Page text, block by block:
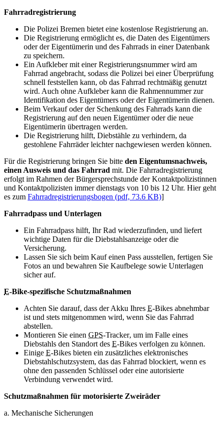
Fahrradregistrierung
Die Polizei Bremen bietet eine kostenlose Registrierung an.
Die Registrierung ermöglicht es, die Daten des Eigentümers
oder der Eigentümerin und des Fahrrads in einer Datenbank
zu speichern.
Ein Aufkleber mit einer Registrierungsnummer wird am
Fahrrad angebracht, sodass die Polizei bei einer Überprüfung
schnell feststellen kann, ob das Fahrrad rechtmäßig genutzt
wird. Auch ohne Aufkleber kann die Rahmennummer zur
Identifikation des Eigentümers oder der Eigentümerin dienen.
Beim Verkauf oder der Schenkung des Fahrrads kann die
Registrierung auf den neuen Eigentümer oder die neue
Eigentümerin übertragen werden.
Die Registrierung hilft, Diebstähle zu verhindern, da
gestohlene Fahrräder leichter nachgewiesen werden können.
Für die Registrierung bringen Sie bitte den Eigentumsnachweis,
einen Ausweis und das Fahrrad mit. Die Fahrradregistrierung
erfolgt im Rahmen der Bürgersprechstunde der Kontaktpolizistinnen
und Kontaktpolizisten immer dienstags von 10 bis 12 Uhr. Hier geht
es zum Fahrradregistrierungsbogen (pdf, 73.6 KB)]
Fahrradpass und Unterlagen
Ein Fahrradpass hilft, Ihr Rad wiederzufinden, und liefert
wichtige Daten für die Diebstahlsanzeige oder die
Versicherung.
Lassen Sie sich beim Kauf einen Pass ausstellen, fertigen Sie
Fotos an und bewahren Sie Kaufbelege sowie Unterlagen
sicher auf.
E-Bike-spezifische Schutzmaßnahmen
Achten Sie darauf, dass der Akku Ihres E-Bikes abnehmbar
ist und stets mitgenommen wird, wenn Sie das Fahrrad
abstellen.
Montieren Sie einen GPS-Tracker, um im Falle eines
Diebstahls den Standort des E-Bikes verfolgen zu können.
Einige E-Bikes bieten ein zusätzliches elektronisches
Diebstahlschutzsystem, das das Fahrrad blockiert, wenn es
ohne den passenden Schlüssel oder eine autorisierte
Verbindung verwendet wird.
Schutzmaßnahmen für motorisierte Zweiräder
a. Mechanische Sicherungen